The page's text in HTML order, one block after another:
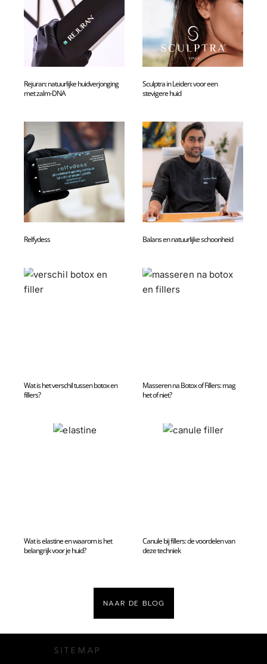
Rejuran: natuurlijke huidverjonging
met zalm-DNA
Sculptra in Leiden: voor een
stevigere huid
Relfydess Balans en natuurlijke schoonheid
Wat is het verschil tussen botox en
fillers?
Masseren na Botox of Fillers: mag
het of niet?
Wat is elastine en waarom is het
belangrijk voor je huid?
Canule bij fillers: de voordelen van
deze techniek
NAAR DE BLOG
SITEMAP